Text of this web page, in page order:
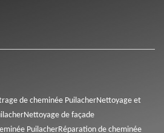
de cheminée PuilacherNettoyage et
Nettoyage de façade
PuilacherRéparation de cheminée